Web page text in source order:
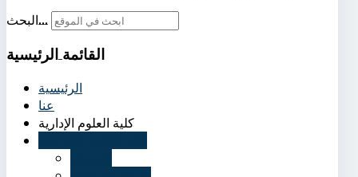
البحث...
القائمة الرئيسية
الرئيسية
عنا
كلية العلوم الإدارية